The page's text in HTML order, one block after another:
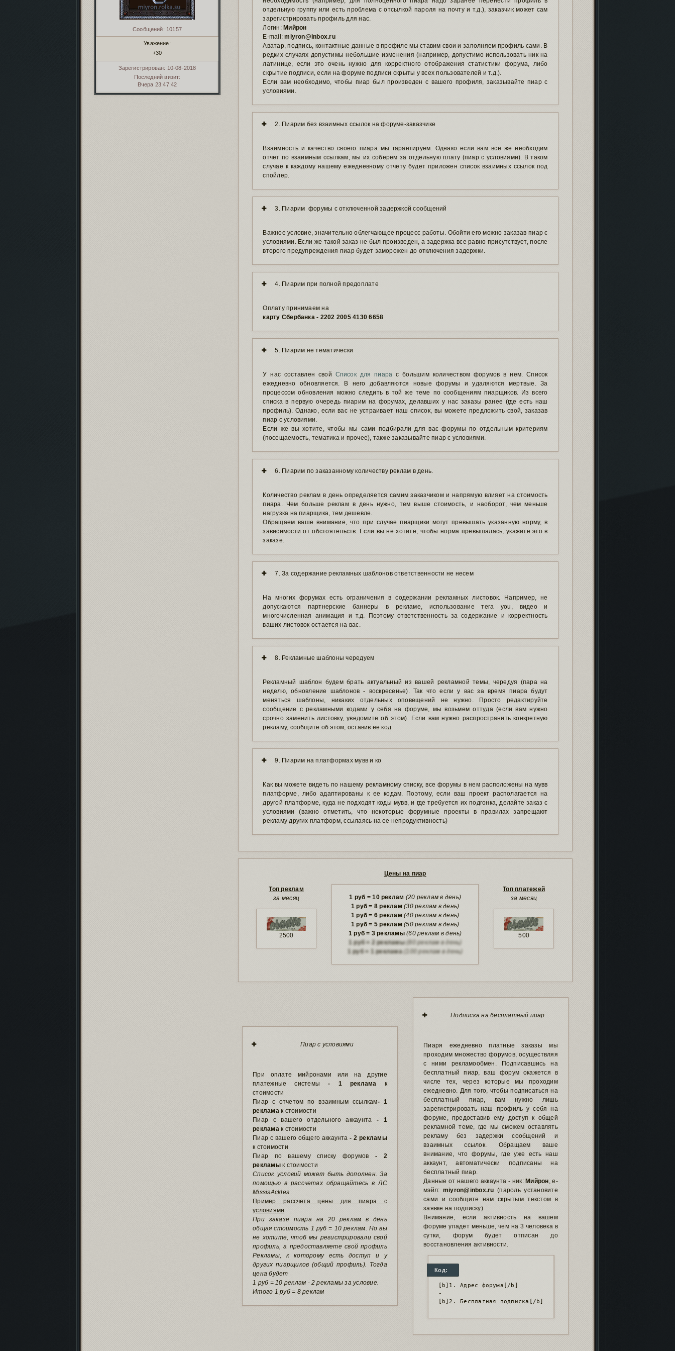
Сообщений: 10157
Уважение:
+30
Зарегистрирован: 10-08-2018
Последний визит:
Вчера 23:47:42
отдельную группу или есть проблема с отсылкой пароля на почту и т.д.), заказчик может сам
зарегистрировать профиль для нас.
Логин: Мийрон
E-mail:miyron@inbox.ru
Аватар, подпись, контактные данные в профиле мы ставим свои и заполняем профиль сами. В
редких случаях допустимы небольшие изменения (например, допустимо использовать ник на
латинице, если это очень нужно для корректного отображения статистики форума, либо
скрытие подписи, если на форуме подписи скрыты у всех пользователей и т.д.).
Если вам необходимо, чтобы пиар был произведен с вашего профиля, заказывайте пиар с
условиями.
2. Пиарим без взаимных ссылок на форуме-заказчике
Взаимность и качество своего пиара мы гарантируем. Однако если вам все же необходим
отчет по взаимным ссылкам, мы их соберем за отдельную плату (пиар с условиями). В таком
случае к каждому нашему ежедневному отчету будет приложен список взаимных ссылок под
спойлер.
3. Пиарим форумы с отключенной задержкой сообщений
Важное условие, значительно облегчающее процесс работы. Обойти его можно заказав пиар с
условиями. Если же такой заказ не был произведен, а задержка все равно присутствует, после
второго предупреждения пиар будет заморожен до отключения задержки.
4. Пиарим при полной предоплате
Оплату принимаем на
карту Сбербанка - 2202 2005 4130 6658
5. Пиарим не тематически
У нас составлен свой Список для пиара с большим количеством форумов в нем. Список
ежедневно обновляется. В него добавляются новые форумы и удаляются мертвые. За
процессом обновления можно следить в той же теме по сообщениям пиарщиков. Из всего
списка в первую очередь пиарим на форумах, делавших у нас заказы ранее (где есть наш
профиль). Однако, если вас не устраивает наш список, вы можете предложить свой, заказав
пиар с условиями.
Если же вы хотите, чтобы мы сами подбирали для вас форумы по отдельным критериям
(посещаемость, тематика и прочее), также заказывайте пиар с условиями.
6. Пиарим по заказанному количеству реклам в день.
Количество реклам в день определяется самим заказчиком и напрямую влияет на стоимость
пиара. Чем больше реклам в день нужно, тем выше стоимость, и наоборот, чем меньше
нагрузка на пиарщика, тем дешевле.
Обращаем ваше внимание, что при случае пиарщики могут превышать указанную норму, в
зависимости от обстоятельств. Если вы не хотите, чтобы норма превышалась, укажите это в
заказе.
7. За содержание рекламных шаблонов ответственности не несем
На многих форумах есть ограничения в содержании рекламных листовок. Например, не
допускаются партнерские баннеры в рекламе, использование тега you, видео и
многочисленная анимация и т.д. Поэтому ответственность за содержание и корректность
ваших листовок остается на вас.
8. Рекламные шаблоны чередуем
Рекламный шаблон будем брать актуальный из вашей рекламной темы, чередуя (пара на
неделю, обновление шаблонов - воскресенье). Так что если у вас за время пиара будут
меняться шаблоны, никаких отдельных оповещений не нужно. Просто редактируйте
сообщение с рекламными кодами у себя на форуме, мы возьмем оттуда (если вам нужно
срочно заменить листовку, уведомите об этом). Если вам нужно распространить конкретную
рекламу, сообщите об этом, оставив ее код
9. Пиарим на платформах мувв и ко
Как вы можете видеть по нашему рекламному списку, все форумы в нем расположены на мувв
платформе, либо адаптированы к ее кодам. Поэтому, если ваш проект располагается на
другой платформе, куда не подходят коды мувв, и где требуется их подгонка, делайте заказ с
условиями (важно отметить, что некоторые форумные проекты в правилах запрещают
рекламу других платформ, ссылаясь на ее непродуктивность)
Топ реклам
за месяц
2500
Цены на пиар
1 руб = 10 реклам (20 реклам в день)
1 руб = 8 реклам (30 реклам в день)
1 руб = 6 реклам (40 реклам в день)
1 руб = 5 реклам (50 реклам в день)
1 руб = 3 рекламы (60 реклам в день)
1 руб = 2 рекламы
(80 реклам в день)
1 руб = 1 реклама
(100 реклам в день)
Топ платежей
за месяц
500
Пиар с условиями
При оплате мийронами или на другие
платежные системы- 1 реклама к
стоимости
Пиар с отчетом по взаимным ссылкам- 1
рекламак стоимости
Пиар с вашего отдельного аккаунта - 1
рекламак стоимости
Пиар с вашего общего аккаунта- 2 рекламы
к стоимости
Пиар по вашему списку форумов - 2
рекламык стоимости
Список условий может быть дополнен. За
помощью в рассчетах обращайтесь в ЛС
MissisAckles
Пример рассчета цены для пиара с
условиями
При заказе пиара на 20 реклам в день
общая стоимость 1 руб = 10 реклам. Но вы
не хотите, чтоб мы регистрировали свой
профиль, а предоставляете свой профиль
Рекламы, к которому есть доступ и у
других пиарщиков (общий профиль). Тогда
цена будет
1 руб = 10 реклам - 2 рекламы за условие.
Итого 1 руб = 8 реклам
Подписка на бесплатный пиар
Пиаря ежедневно платные заказы мы
проходим множество форумов, осуществляя
с ними рекламообмен. Подписавшись на
бесплатный пиар, ваш форум окажется в
числе тех, через которые мы проходим
ежедневно. Для того, чтобы подписаться на
бесплатный пиар, вам нужно лишь
зарегистрировать наш профиль у себя на
форуме, предоставив ему доступ к общей
рекламной теме, где мы сможем оставлять
рекламу без задержки сообщений и
взаимных ссылок. Обращаем ваше
внимание, что форумы, где уже есть наш
аккаунт, автоматически подписаны на
бесплатный пиар.
Данные от нашего аккаунта - ник: Мийрон, е-
мэйл: miyron@inbox.ru (пароль установите
сами и сообщите нам скрытым текстом в
заявке на подписку)
Внимание, если активность на вашем
форуме упадет меньше, чем на 3 человека в
сутки, форум будет отписан до
восстановления активности.
Код:
[b]1. Адрес форума[/b]
-